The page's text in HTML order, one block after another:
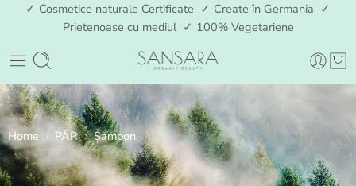
✓ Cosmetice naturale Certificate ✓ Create în Germania ✓
Prietenoase cu mediul ✓ 100% Vegetariene
Home PĂR Șampon